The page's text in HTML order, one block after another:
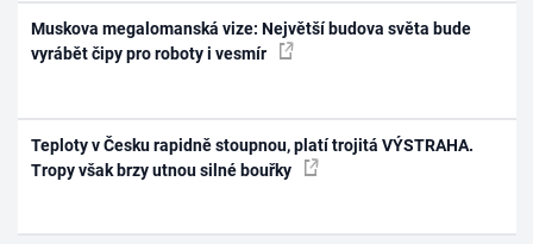
Muskova megalomanská vize: Největší budova světa bude
vyrábět čipy pro roboty i vesmír
Teploty v Česku rapidně stoupnou, platí trojitá VÝSTRAHA.
Tropy však brzy utnou silné bouřky